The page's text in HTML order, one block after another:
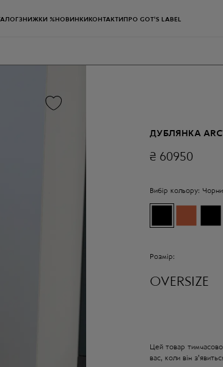
ЗНИЖКИ % НОВИНКИКОНТАКТИПРО GOT'S LABEL
ДУБЛЯНКА
₴ 60950
Вибір кольору:
Розмір:
OVERSIZE
Цей товар
вас, коли він